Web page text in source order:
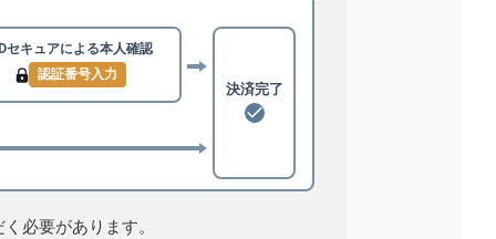
セキュアによる本人確認
認証番号入力
決済完了
必要があります。